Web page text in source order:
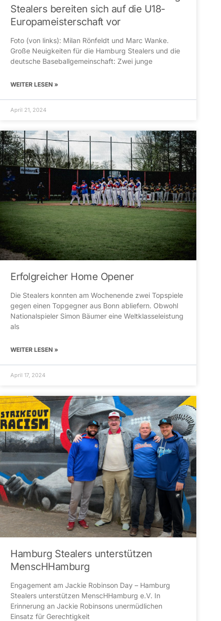
Stealers bereiten sich auf die U18-
Europameisterschaft vor
Foto (von links): Milan Rönfeldt und Marc Wanke.
Große Neuigkeiten für die Hamburg Stealers und die
deutsche Baseballgemeinschaft: Zwei junge
WEITER LESEN »
April 21, 2024
Erfolgreicher Home Opener
Die Stealers konnten am Wochenende zwei Topspiele
gegen einen Topgegner aus Bonn abliefern. Obwohl
Nationalspieler Simon Bäumer eine Weltklasseleistung
als
WEITER LESEN »
April 17, 2024
Hamburg Stealers unterstützen
MenscHHamburg
Engagement am Jackie Robinson Day – Hamburg
Stealers unterstützen MenscHHamburg e.V. In
Erinnerung an Jackie Robinsons unermüdlichen
Einsatz für Gerechtigkeit